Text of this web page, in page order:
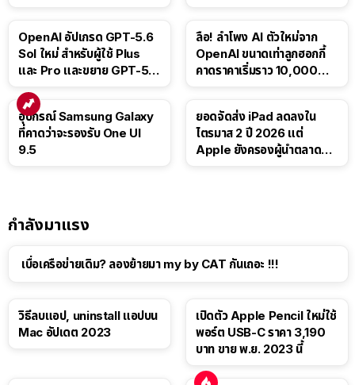
OpenAI อัปเกรด GPT-5.6
Sol ใหม่ สำหรับผู้ใช้ Plus
และ Pro และขยาย GPT-5.6
ลือ! ลำโพง AI ตัวใหม่จาก
OpenAI ขนาดเท่าลูกฮอกกี้
คาดราคาเริ่มราว 10,000
อุปกรณ์ Samsung Galaxy
ที่คาดว่าจะรองรับ One UI
9.5
ยอดจัดส่ง iPad ลดลงใน
ไตรมาส 2 ปี 2026 แต่
Apple ยังครองผู้นำตลาด
กำลังมาแรง
เบื่อเครือข่ายเดิม? ลองย้ายมา my by CAT กันเถอะ !!!
วิธีลบแอป, uninstall แอปบน
Mac อัปเดต 2023
เปิดตัว Apple Pencil ใหม่ใช้
พอร์ต USB-C ราคา 3,190
บาท ขาย พ.ย. 2023 นี้